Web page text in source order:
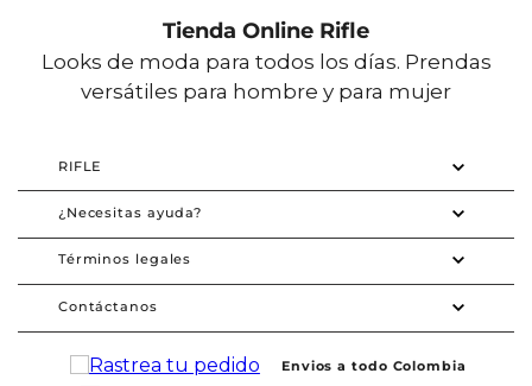
Tienda Online Rifle
Looks de moda para todos los días. Prendas
versátiles para hombre y para mujer
RIFLE
¿Necesitas ayuda?
Términos legales
Contáctanos
Envios a todo Colombia